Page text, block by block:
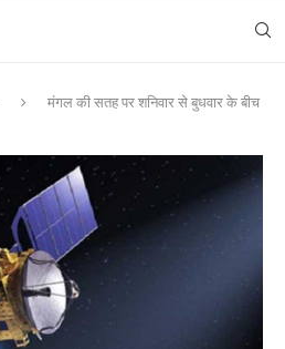
मंगल की सतह पर शनिवार से बुधवार के बीच